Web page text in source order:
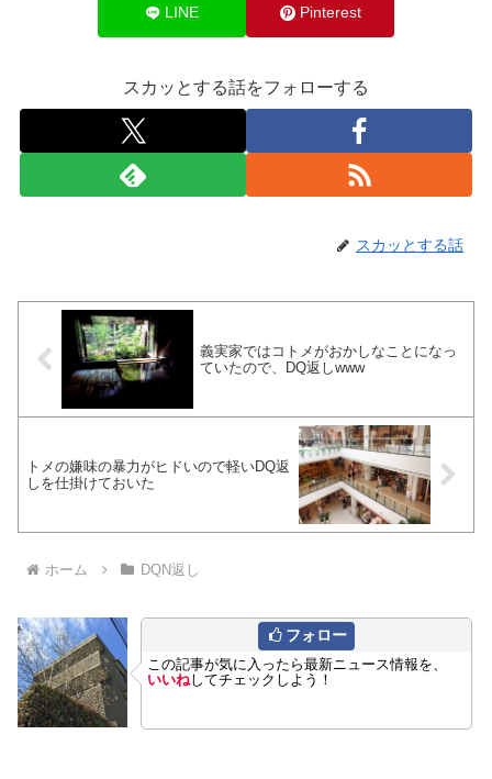
LINE Pinterest
スカッとする話をフォローする
スカッとする話
義実家ではコトメがおかしなことになっ
ていたので、DQ返しwww
トメの嫌味の暴力がヒドいので軽いDQ返
しを仕掛けておいた
ホーム DQN返し
フォロー
この記事が気に入ったら最新ニュース情報を、
いいねしてチェックしよう！